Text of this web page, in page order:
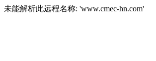
未能解析此远程名称: 'www.cmec-hn.com'